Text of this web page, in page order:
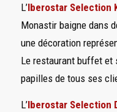
L’Iberostar Selection
Monastir baigne dans
une décoration
Le restaurant buffet et
papilles de tous ses
L’Iberostar Selection